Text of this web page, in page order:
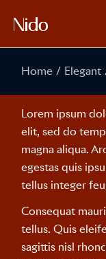
Home Elegant
Lorem ipsum
elit, sed do
magna aliqua.
egestas quis
tellus integer
Consequat
tellus. Quis
sagittis nisl